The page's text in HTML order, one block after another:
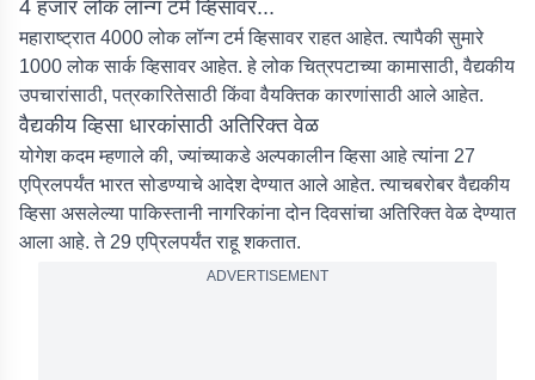
4 हजार लोक लॉन्ग टर्म व्हिसावर...
महाराष्ट्रात 4000 लोक लॉन्ग टर्म व्हिसावर राहत आहेत. त्यापैकी सुमारे
1000 लोक सार्क व्हिसावर आहेत. हे लोक चित्रपटाच्या कामासाठी, वैद्यकीय
उपचारांसाठी, पत्रकारितेसाठी किंवा वैयक्तिक कारणांसाठी आले आहेत.
वैद्यकीय व्हिसा धारकांसाठी अतिरिक्त वेळ
योगेश कदम म्हणाले की, ज्यांच्याकडे अल्पकालीन व्हिसा आहे त्यांना 27
एप्रिलपर्यंत भारत सोडण्याचे आदेश देण्यात आले आहेत. त्याचबरोबर वैद्यकीय
व्हिसा असलेल्या पाकिस्तानी नागरिकांना दोन दिवसांचा अतिरिक्त वेळ देण्यात
आला आहे. ते 29 एप्रिलपर्यंत राहू शकतात.
ADVERTISEMENT